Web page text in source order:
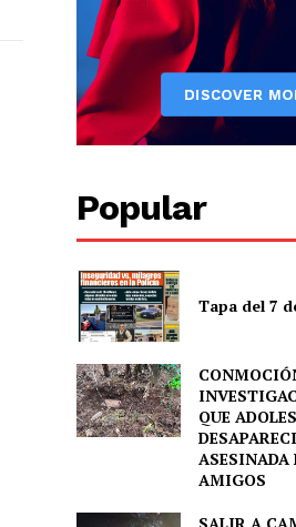
Popular
Tapa del 7
QUE
ASESINADA
AMIGOS